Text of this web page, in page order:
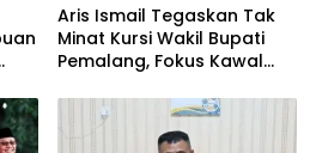
Aris Ismail Tegaskan Tak
Minat Kursi Wakil Bupati
Pemalang, Fokus Kawal